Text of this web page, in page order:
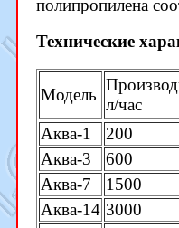
полипропилена
Технические
Модель
л/час
Аква-1
200
Аква-3
600
Аква-7
1500
Аква-14 3000